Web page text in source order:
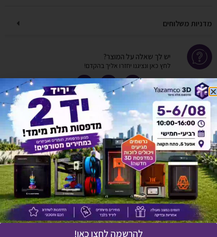
מדניות משלוחים
יש לך שאלה על המוצר?
לחץ כאן ונציגנו יחזרו אליך בהקדם!
אולי יעניין אותך גם
להרשמה לחצו כאן!